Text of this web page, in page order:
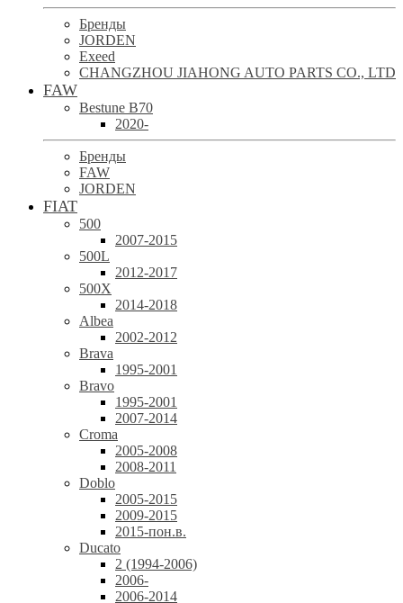
Бренды
JORDEN
Exeed
CHANGZHOU JIAHONG AUTO PARTS CO., LTD
FAW
Bestune B70
2020-
Бренды
FAW
JORDEN
FIAT
500
2007-2015
500L
2012-2017
500X
2014-2018
Albea
2002-2012
Brava
1995-2001
Bravo
1995-2001
2007-2014
Croma
2005-2008
2008-2011
Doblo
2005-2015
2009-2015
2015-пон.в.
Ducato
2 (1994-2006)
2006-
2006-2014